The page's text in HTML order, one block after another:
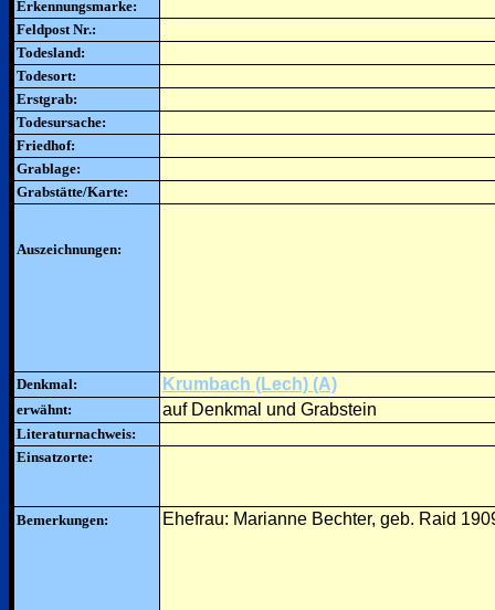
Erkennungsmarke:
Feldpost Nr.:
Todesland:
Todesort:
Erstgrab:
Todesursache:
Friedhof:
Grablage:
Grabstätte/Karte:
Auszeichnungen:
Denkmal: Krumbach (Lech) (A)
erwähnt: auf Denkmal und Grabstein
Literaturnachweis:
Einsatzorte:
Bemerkungen: Ehefrau: Marianne Bechter, geb. Raid